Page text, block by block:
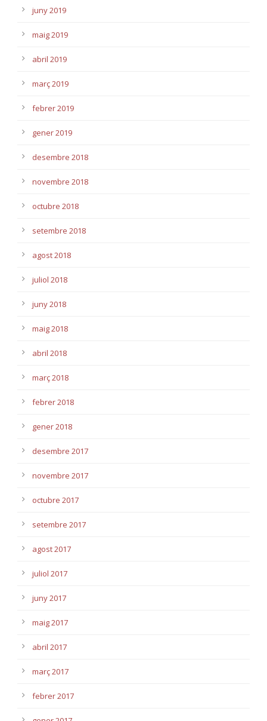
juny 2019
maig 2019
abril 2019
març 2019
febrer 2019
gener 2019
desembre 2018
novembre 2018
octubre 2018
setembre 2018
agost 2018
juliol 2018
juny 2018
maig 2018
abril 2018
març 2018
febrer 2018
gener 2018
desembre 2017
novembre 2017
octubre 2017
setembre 2017
agost 2017
juliol 2017
juny 2017
maig 2017
abril 2017
març 2017
febrer 2017